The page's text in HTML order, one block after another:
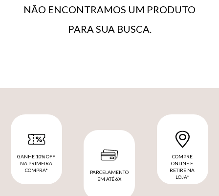
NÃO ENCONTRAMOS UM PRODUTO
PARA SUA BUSCA.
GANHE 10% OFF
NA PRIMEIRA
COMPRA*
PARCELAMENTO
EM ATÉ 6X
COMPRE
ONLINE E
RETIRE NA
LOJA*